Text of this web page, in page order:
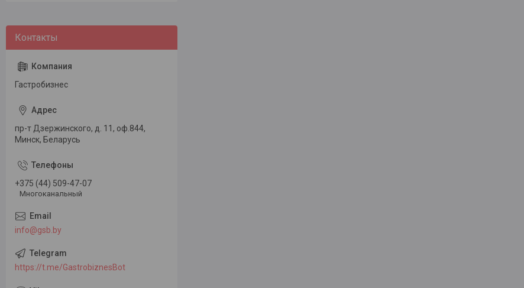
Гастробизнес
пр-т Дзержинского, д. 11, оф.844,
Минск, Беларусь
+375 (44) 509-47-07
Многоканальный
info@gsb.by
https://t.me/GastrobiznesBot